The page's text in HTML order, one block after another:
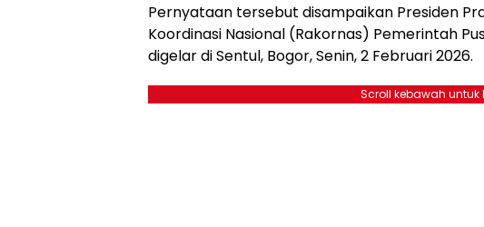
Pernyataan tersebut disampaikan Presiden
Koordinasi Nasional (Rakornas) Pemerintah
digelar di Sentul, Bogor, Senin, 2 Februari 2026.
Scroll kebawah untuk